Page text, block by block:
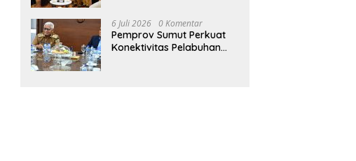
6 Juli 2026 0 Komentar
Pemprov Sumut Perkuat
Konektivitas Pelabuhan